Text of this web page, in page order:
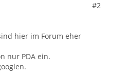
#2
hier im Forum eher
nur PDA ein.